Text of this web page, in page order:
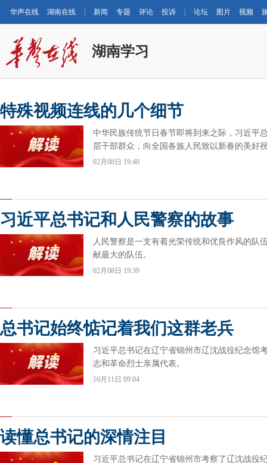
华声在线 湖南在线 新闻 专题 评论 投诉 论坛 图片 视频
湖南学习
特殊视频连线的几个细节
中华民族传统节日春节即将到来之际，习近平
层干部群众，向全国各族人民致以新春的美好
02月08日 19:40
习近平总书记和人民警察的故事
人民警察是一支有着光荣传统和优良作风的队
献最大的队伍。
02月08日 19:39
总书记始终惦记着我们这群老兵
习近平总书记在辽宁省锦州市辽沈战役纪念馆
志和革命烈士亲属代表。
10月11日 09:04
读懂总书记的深情注目
习近平总书记在辽宁省锦州市考察了辽沈战役